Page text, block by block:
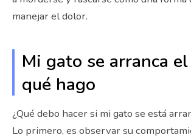
manejar el dolor.
Mi gato se arranca
qué hago
¿Qué debo hacer si mi gato se está
Lo primero, es observar su